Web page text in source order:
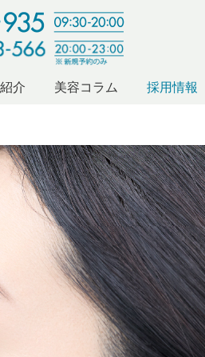
介 美容コラム 採用情報